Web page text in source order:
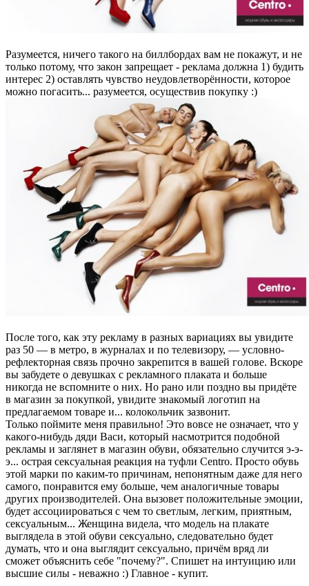
Разумеется, ничего такого на биллбордах вам не покажут, и не
только потому, что закон запрещает - реклама должна 1) будить
интерес 2) оставлять чувство неудовлетворённости, которое
можно погасить... разумеется, осуществив покупку :)
После того, как эту рекламу в разных вариациях вы увидите
раз 50 — в метро, в журналах и по телевизору, — условно-
рефлекторная связь прочно закрепится в вашей голове. Вскоре
вы забудете о девушках с рекламного плаката и больше
никогда не вспомните о них. Но рано или поздно вы придёте
в магазин за покупкой, увидите знакомый логотип на
предлагаемом товаре и... колокольчик зазвонит.
Только поймите меня правильно! Это вовсе не означает, что у
какого-нибудь дяди Васи, который насмотрится подобной
рекламы и заглянет в магазин обуви, обязательно случится э-э-
э... острая сексуальная реакция на туфли Centro. Просто обувь
этой марки по каким-то причинам, непонятным даже для него
самого, понравится ему больше, чем аналогичные товары
других производителей. Она вызовет положительные эмоции,
будет ассоциироваться с чем то светлым, легким, приятным,
сексуальным... Женщина видела, что модель на плакате
выглядела в этой обуви сексуально, следовательно будет
думать, что и она выглядит сексуально, причём вряд ли
сможет объяснить себе "почему?". Спишет на интуицию или
высшие силы - неважно :) Главное - купит.